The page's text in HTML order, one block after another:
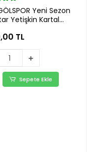
Yeni Sezon
Yetişkin Kartal
TL
Sepete Ekle